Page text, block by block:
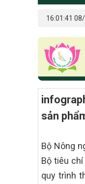
16:01:41
sản
Bộ Nông
Bộ tiêu
quy trình